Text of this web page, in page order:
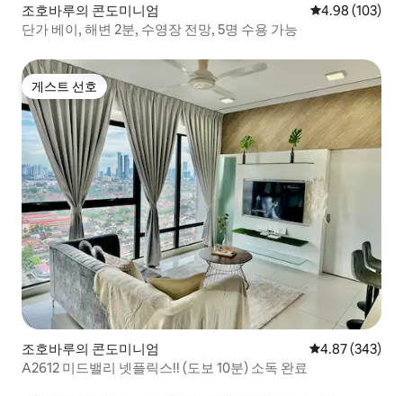
조호바루의 콘도미니엄 평점 4.98점(5
4.98 (103)
단가 베이, 해변 2분, 수영장 전망, 5명 수용 가능
게스트 선호
게스트 선호
조호바루의 콘도미니엄 평점 4.87점(5
4.87 (343)
A2612 미드밸리 넷플릭스!!️ (도보 10분) 소독 완료